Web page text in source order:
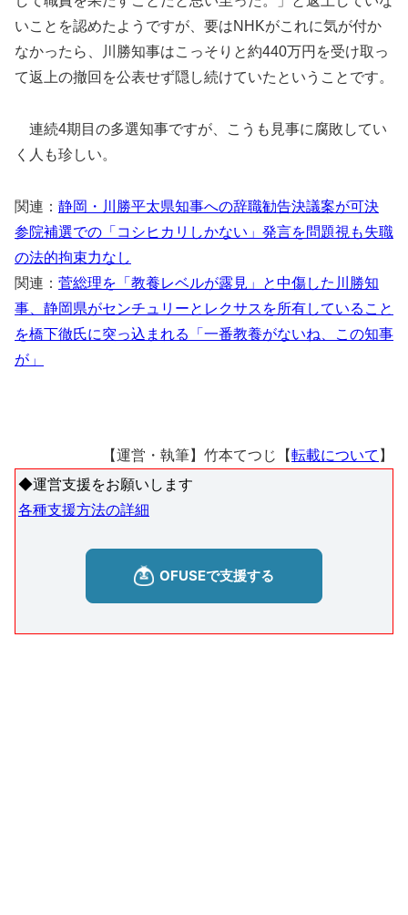
いことを認めたようですが、要はNHKがこれに気が付か
なかったら、川勝知事はこっそりと約440万円を受け取っ
て返上の撤回を公表せず隠し続けていたということです。
連続4期目の多選知事ですが、こうも見事に腐敗してい
く人も珍しい。
関連： 静岡・川勝平太県知事への辞職勧告決議案が可決
参院補選での「コシヒカリしかない」発言を問題視も失職
の法的拘束力なし
関連： 菅総理を「教養レベルが露見」と中傷した川勝知
事、静岡県がセンチュリーとレクサスを所有していること
を橋下徹氏に突っ込まれる「一番教養がないね、この知事
が」
【運営・執筆】竹本てつじ【転載について 】
◆運営支援をお願いします
各種支援方法の詳細